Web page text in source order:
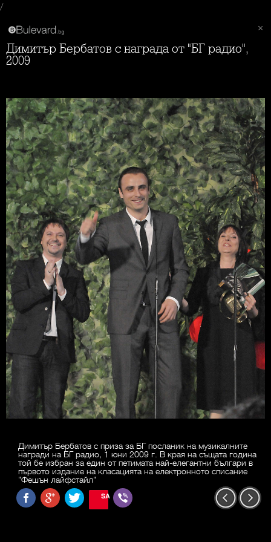
/
Димитър Бербатов с награда от "БГ радио",
2009
Димитър Бербатов с приза за БГ посланик на музикалните
награди на БГ радио, 1 юни 2009 г. В края на същата година
той бе избран за един от петимата най-елегантни българи в
първото издание на класацията на електронното списание
"Фешън лайфстайл"
SAVE